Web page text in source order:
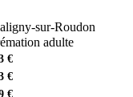
sur-Roudon
adulte
€
€
€